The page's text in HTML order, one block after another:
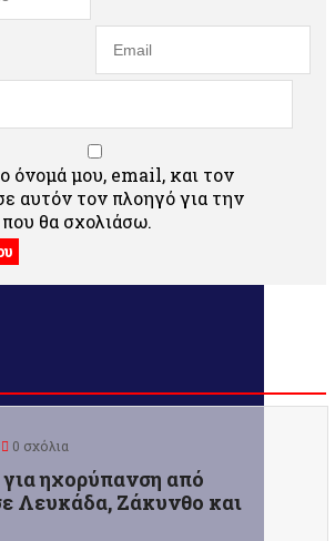
όνομά μου, email, και τον
αυτόν τον πλοηγό για την
θα σχολιάσω.
0 σχόλια
ηχορύπανση από
Λευκάδα, Ζάκυνθο και